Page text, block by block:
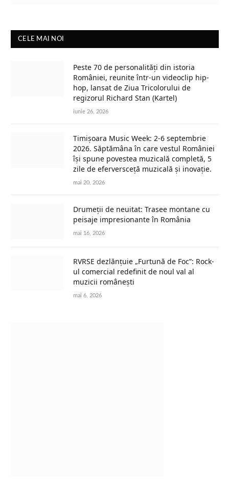
CELE MAI NOI
Peste 70 de personalități din istoria
României, reunite într-un videoclip hip-
hop, lansat de Ziua Tricolorului de
regizorul Richard Stan (Kartel)
iunie 26, 2026
Timișoara Music Week: 2-6 septembrie
2026. Săptămâna în care vestul României
își spune povestea muzicală completă, 5
zile de eferversceță muzicală și inovație.
mai 20, 2026
Drumeții de neuitat: Trasee montane cu
peisaje impresionante în România
mai 16, 2026
RVRSE dezlănțuie „Furtună de Foc”: Rock-
ul comercial redefinit de noul val al
muzicii românești
mai 6, 2026